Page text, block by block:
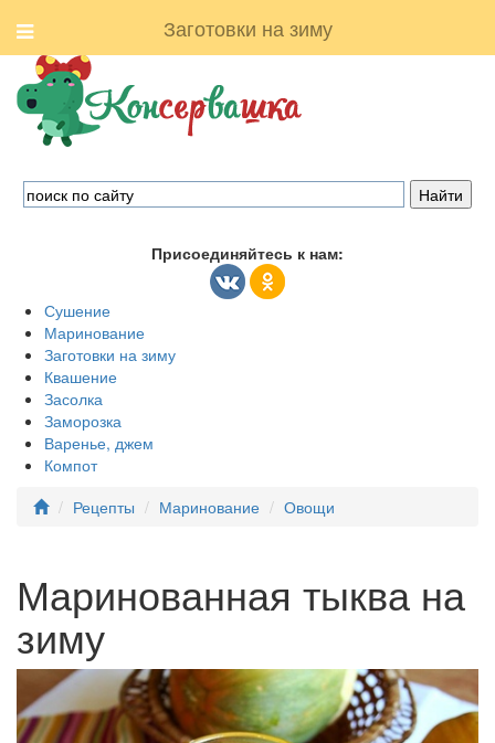
Заготовки на зиму
Присоединяйтесь к нам:
Сушение
Маринование
Заготовки на зиму
Квашение
Засолка
Заморозка
Варенье, джем
Компот
Рецепты
Маринование Овощи
Маринованная тыква на
зиму